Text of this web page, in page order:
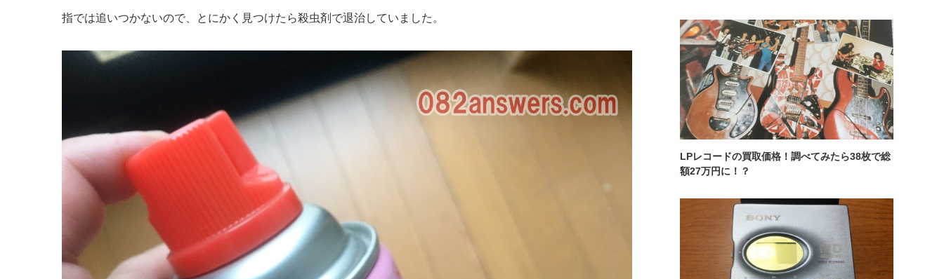
指では追いつかないので、とにかく見つけたら殺虫剤で退治していました。
LPレコードの買取価格！調べてみたら38枚で総
額27万円に！？